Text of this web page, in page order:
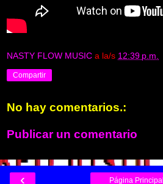
NASTY FLOW MUSIC a la/s 12:39 p.m.
Compartir
No hay comentarios.:
Publicar un comentario
‹ Página Principal